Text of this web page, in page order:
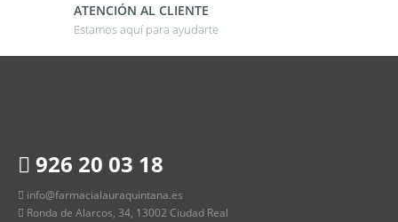
ATENCIÓN AL CLIENTE
Estamos aquí para ayudarte
926 20 03 18
info@farmacialauraquintana.es
Ronda de Alarcos, 34, 13002 Ciudad Real